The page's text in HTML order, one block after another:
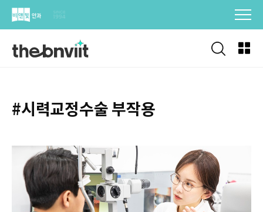
Skip
#시력교정수술 부작용